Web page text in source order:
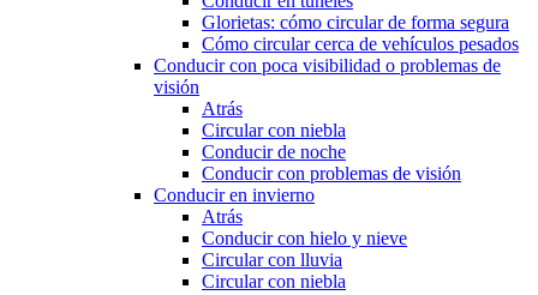
Glorietas: cómo circular de forma segura
Cómo circular cerca de vehículos pesados
Conducir con poca visibilidad o problemas de
visión
Atrás
Circular con niebla
Conducir de noche
Conducir con problemas de visión
Conducir en invierno
Atrás
Conducir con hielo y nieve
Circular con lluvia
Circular con niebla